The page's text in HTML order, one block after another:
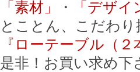
「素材」
・
「デザイ
とことん、こだわ
『ローテーブル（
是非！お買い求め下